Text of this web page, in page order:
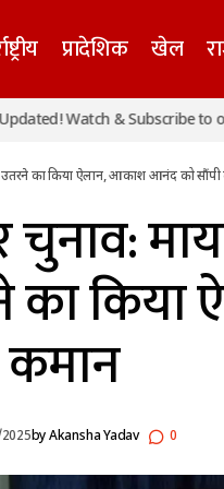
प्रादेशिक खेल
कई
बिहार
Watch & Subscribe to our
उतरने का किया ऐलान, आकाश आनंद को
चुनाव:
का
कमान
byAkansha Yadav 0